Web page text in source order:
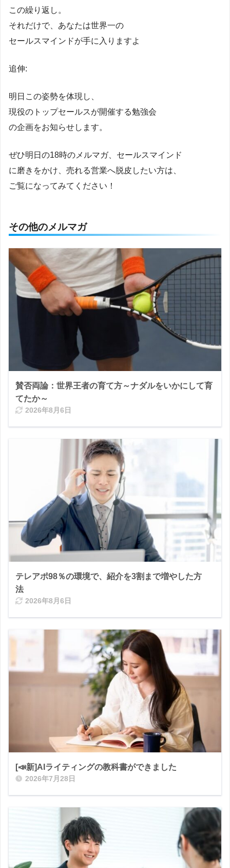
この繰り返し。
それだけで、あなたは世界一の
セールスマインドが手に入りますよ
追伸:
明日この姿勢を体現し、
現役のトップセールスが開催する勉強会
の企画をお知らせします。
ぜひ明日の18時のメルマガ、セールスマインド
に磨きをかけ、売れる営業へ脱皮したい方は、
ご覧になってみてください！
その他のメルマガ
賛否両論：世界王者の育て方～ナダルをいかにして育
てたか～
2026年8月6日
テレアポ98％の環境で、紹介を3割まで増やした方
法
2026年8月6日
[📣新]AIライティングの教科書ができました
2026年7月28日